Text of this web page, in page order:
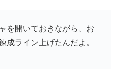
を開いておきながら、お
成ライン上げたんだよ。